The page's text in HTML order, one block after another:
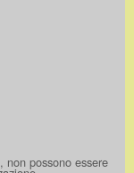
non possono essere